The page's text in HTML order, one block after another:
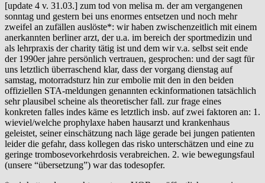
[update 4 v. 31.03.] zum tod von melisa m. der am vergangenen
sonntag und gestern bei uns enormes entsetzen und noch mehr
zweifel an zufällen auslöste*: wir haben zwischenzeitlich mit einem
anerkannten berliner arzt, der u.a. im bereich der sportmedizin und
als lehrpraxis der charity tätig ist und dem wir v.a. selbst seit ende
der 1990er jahre persönlich vertrauen, gesprochen: und der sagt für
uns letztlich überraschend klar, dass der vorgang dienstag auf
samstag, motorradsturz hin zur embolie mit den in den beiden
offiziellen STA-meldungen genannten eckinformationen tatsächlich
sehr plausibel scheine als theoretischer fall. zur frage eines
konkreten falles indes käme es letztlich insb. auf zwei faktoren an: 1.
wieviel/welche prophylaxe haben hausarzt und krankenhaus
geleistet, seiner einschätzung nach läge gerade bei jungen patienten
leider die gefahr, dass kollegen das risko unterschätzen und eine zu
geringe trombosevorkehrdosis verabreichen. 2. wie bewegungsfaul
(unsere “übersetzung”) war das todesopfer.